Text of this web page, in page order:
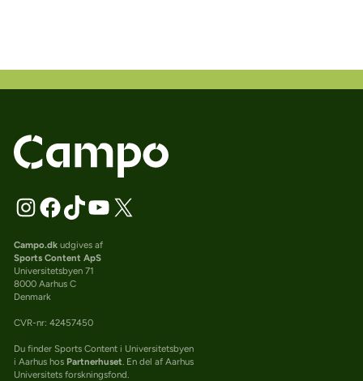
Campo.dkudgives af
Sports Content ApS
Universitetsbyen 71
8000 Aarhus C
Denmark
CVR-nr: 42457450
Du finder Sports Content i Universitetsbyen
i Aarhus hos Partnerhuset . En del af Aarhus
Universitets forskningsfond.